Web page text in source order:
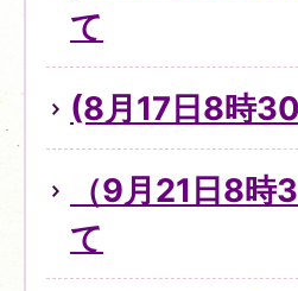
て
(8月17日8時
（9月21日8
て